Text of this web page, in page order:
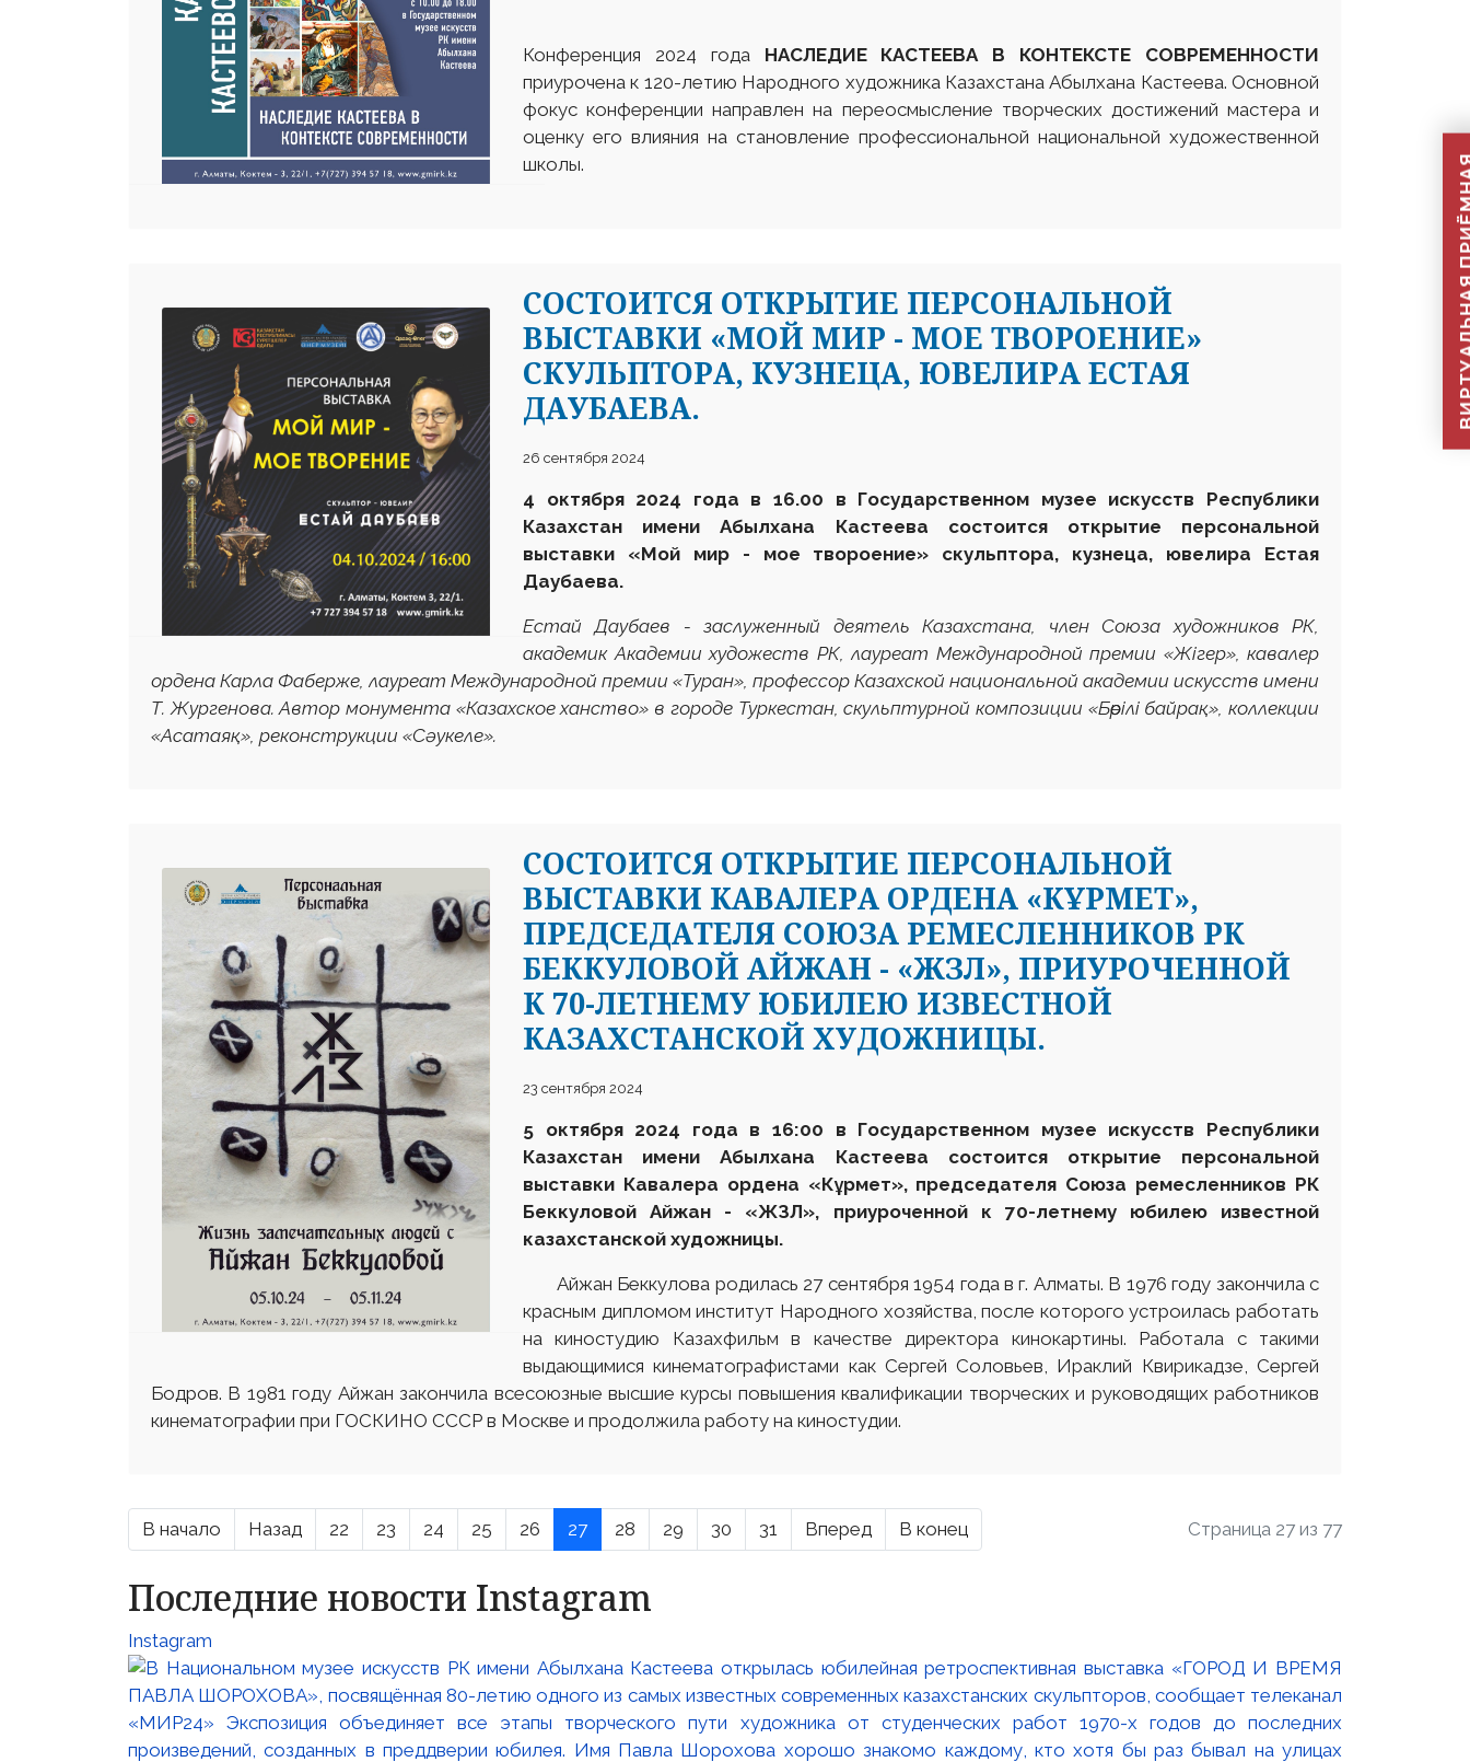
Конференция 2024 года НАСЛЕДИЕ КАСТЕЕВА В КОНТЕКСТЕ СОВРЕМЕННОСТИ
приурочена к 120-летию Народного художника Казахстана Абылхана Кастеева. Основной
фокус конференции направлен на переосмысление творческих достижений мастера и
оценку его влияния на становление профессиональной национальной художественной
школы.
CОСТОИТСЯ ОТКРЫТИЕ ПЕРСОНАЛЬНОЙ
ВЫСТАВКИ «МОЙ МИР - МОЕ ТВОРОЕНИЕ»
СКУЛЬПТОРА, КУЗНЕЦА, ЮВЕЛИРА ЕСТАЯ
ДАУБАЕВА.
26 сентября 2024
4 октября 2024 года в 16.00 в Государственном музее искусств Республики
Казахстан имени Абылхана Кастеева состоится открытие персональной
выставки «Мой мир - мое твороение» скульптора, кузнеца, ювелира Естая
Даубаева.
Естай Даубаев - заслуженный деятель Казахстана, член Союза художников РК,
академик Академии художеств РК, лауреат Международной премии «Жігер», кавалер
ордена Карла Фаберже, лауреат Международной премии «Туран», профессор Казахской национальной академии искусств имени
Т. Жургенова. Автор монумента «Казахское ханство» в городе Туркестан, скульптурной композиции «Бөрілі байрақ», коллекции
«Асатаяқ», реконструкции «Сәукеле».
CОСТОИТСЯ ОТКРЫТИЕ ПЕРСОНАЛЬНОЙ
ВЫСТАВКИ КАВАЛЕРА ОРДЕНА «КҰРМЕТ»,
ПРЕДСЕДАТЕЛЯ СОЮЗА РЕМЕСЛЕННИКОВ РК
БЕККУЛОВОЙ АЙЖАН - «ЖЗЛ», ПРИУРОЧЕННОЙ
К 70-ЛЕТНЕМУ ЮБИЛЕЮ ИЗВЕСТНОЙ
КАЗАХСТАНСКОЙ ХУДОЖНИЦЫ.
23 сентября 2024
5 октября 2024 года в 16:00 в Государственном музее искусств Республики
Казахстан имени Абылхана Кастеева состоится открытие персональной
выставки Кавалера ордена «Кұрмет», председателя Союза ремесленников РК
Беккуловой Айжан - «ЖЗЛ», приуроченной к 70-летнему юбилею известной
казахстанской художницы.
Айжан Беккулова родилась 27 сентября 1954 года в г. Алматы. В 1976 году закончила с
красным дипломом институт Народного хозяйства, после которого устроилась работать
на киностудию Казахфильм в качестве директора кинокартины. Работала с такими
выдающимися кинематографистами как Сергей Соловьев, Ираклий Квирикадзе, Сергей
Бодров. В 1981 году Айжан закончила всесоюзные высшие курсы повышения квалификации творческих и руководящих работников
кинематографии при ГОСКИНО СССР в Москве и продолжила работу на киностудии.
В начало Назад 22 23 24 25 26 27 28 29 30 31 Вперед В конец Страница 27 из 77
Последние новости Instagram
Instagram